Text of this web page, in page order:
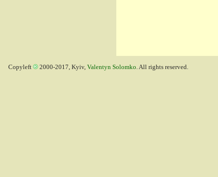
Copyleft 2000-2017, Kyiv, Valentyn Solomko. All rights reserved.